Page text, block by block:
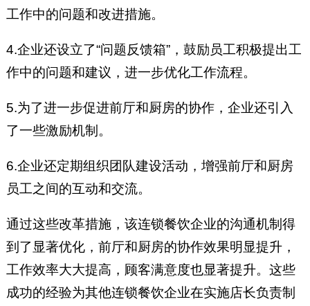
工作中的问题和改进措施。
4.企业还设立了“问题反馈箱”，鼓励员工积极提出工
作中的问题和建议，进一步优化工作流程。
5.为了进一步促进前厅和厨房的协作，企业还引入
了一些激励机制。
6.企业还定期组织团队建设活动，增强前厅和厨房
员工之间的互动和交流。
通过这些改革措施，该连锁餐饮企业的沟通机制得
到了显著优化，前厅和厨房的协作效果明显提升，
工作效率大大提高，顾客满意度也显著提升。这些
成功的经验为其他连锁餐饮企业在实施店长负责制